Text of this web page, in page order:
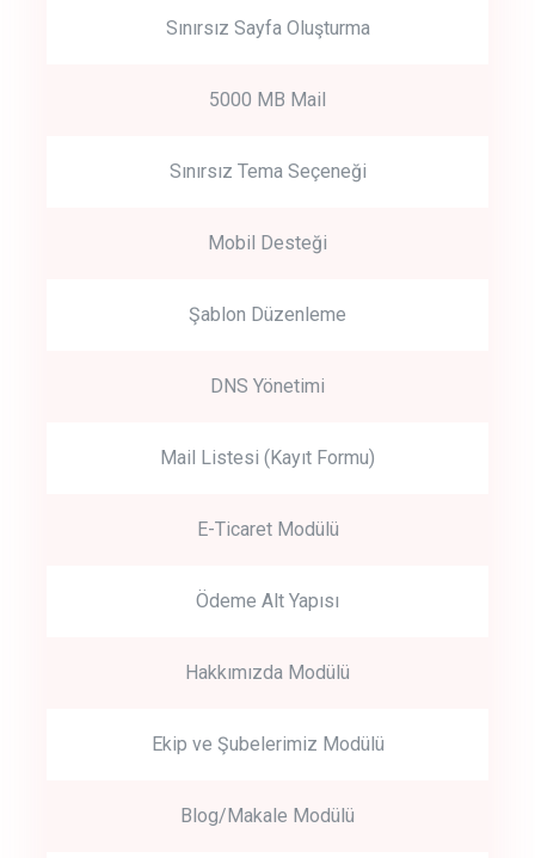
Sınırsız Sayfa Oluşturma
5000 MB Mail
Sınırsız Tema Seçeneği
Mobil Desteği
Şablon Düzenleme
DNS Yönetimi
Mail Listesi (Kayıt Formu)
E-Ticaret Modülü
Ödeme Alt Yapısı
Hakkımızda Modülü
Ekip ve Şubelerimiz Modülü
Blog/Makale Modülü